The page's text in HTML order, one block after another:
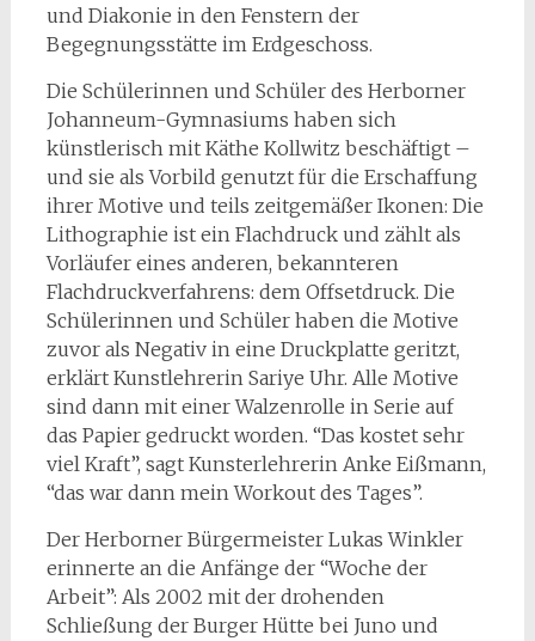
und Diakonie in den Fenstern der
Begegnungsstätte im Erdgeschoss.
Die Schülerinnen und Schüler des Herborner
Johanneum-Gymnasiums haben sich
künstlerisch mit Käthe Kollwitz beschäftigt –
und sie als Vorbild genutzt für die Erschaffung
ihrer Motive und teils zeitgemäßer Ikonen: Die
Lithographie ist ein Flachdruck und zählt als
Vorläufer eines anderen, bekannteren
Flachdruckverfahrens: dem Offsetdruck. Die
Schülerinnen und Schüler haben die Motive
zuvor als Negativ in eine Druckplatte geritzt,
erklärt Kunstlehrerin Sariye Uhr. Alle Motive
sind dann mit einer Walzenrolle in Serie auf
das Papier gedruckt worden. “Das kostet sehr
viel Kraft”, sagt Kunsterlehrerin Anke Eißmann,
“das war dann mein Workout des Tages”.
Der Herborner Bürgermeister Lukas Winkler
erinnerte an die Anfänge der “Woche der
Arbeit”: Als 2002 mit der drohenden
Schließung der Burger Hütte bei Juno und